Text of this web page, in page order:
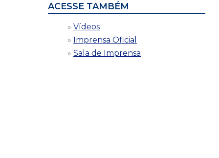
ACESSE TAMBÉM
Vídeos
Imprensa Oficial
Sala de Imprensa